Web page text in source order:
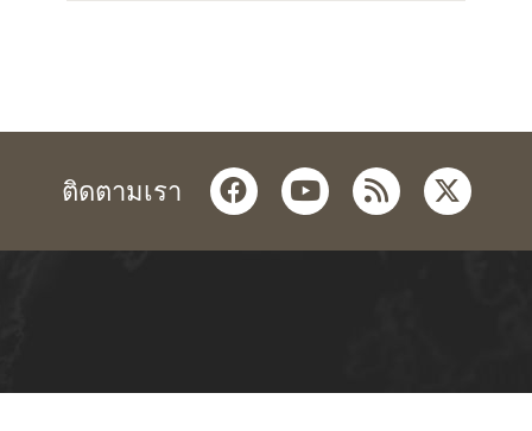
ติดตามเรา facebookyoutube
rss twitter